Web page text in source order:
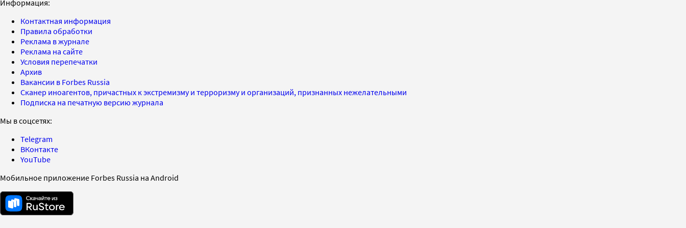
Информация:
Контактная информация
Правила обработки
Реклама в журнале
Реклама на сайте
Условия перепечатки
Архив
Вакансии в Forbes Russia
Сканер иноагентов, причастных к экстремизму и терроризму и организаций, признанных нежелательными
Подписка на печатную версию журнала
Мы в соцсетях:
Telegram
ВКонтакте
YouTube
Мобильное приложение Forbes Russia на Android